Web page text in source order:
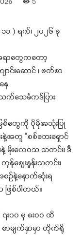
5
) ရက်၊ ၂၀၂၆ ခု
ာတွေကတော့
င်းဆောင် ၊ ဖတ်စာ
ေ
သေခံကဒ်ပြား
စ်တွေကို ပိုမိုအသုံးပြု
အတူ “စစ်ဘေးရှောင်
နဲ့ မိုးလေဝသ သတင်း၊ ဒီ
န်စျေးနှုန်းသတင်း၊
ဉ်နဲ့နောက်ဆုံးရ
ဖြစ်ပါတယ်။
၀၀ မှ ၈းဝဝ ထိ
ာမျက်နှာမှာ တိုက်ရို